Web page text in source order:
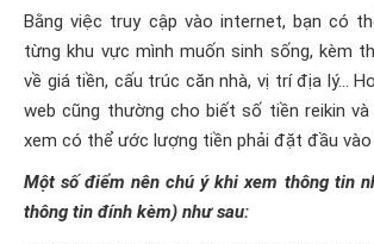
Bằng việc truy cập vào internet, bạn có
từng khu vực mình muốn sinh sống, kèm
về giá tiền, cấu trúc căn nhà, vị trí địa lý…
web cũng thường cho biết số tiền reikin và
xem có thể ước lượng tiền phải đặt đầu vào
Một số điểm nên chú ý khi xem thông tin
thông tin đính kèm) như sau: